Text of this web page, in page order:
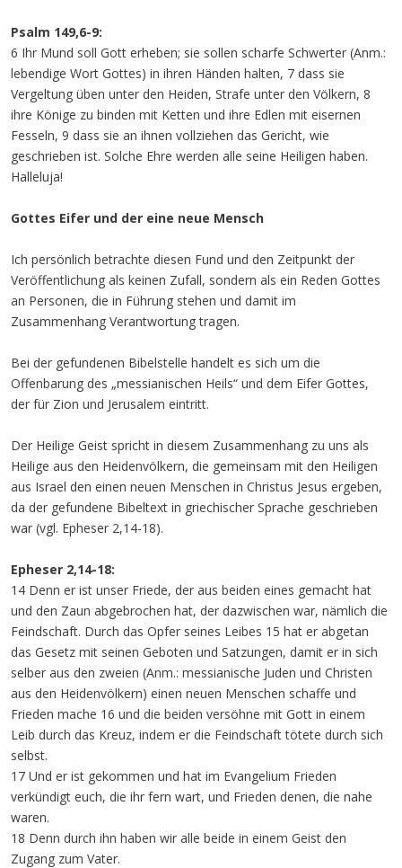
Psalm 149,6-9:
6 Ihr Mund soll Gott erheben; sie sollen scharfe Schwerter (Anm.:
lebendige Wort Gottes) in ihren Händen halten, 7 dass sie
Vergeltung üben unter den Heiden, Strafe unter den Völkern, 8
ihre Könige zu binden mit Ketten und ihre Edlen mit eisernen
Fesseln, 9 dass sie an ihnen vollziehen das Gericht, wie
geschrieben ist. Solche Ehre werden alle seine Heiligen haben.
Halleluja!
Gottes Eifer und der eine neue Mensch
Ich persönlich betrachte diesen Fund und den Zeitpunkt der
Veröffentlichung als keinen Zufall, sondern als ein Reden Gottes
an Personen, die in Führung stehen und damit im
Zusammenhang Verantwortung tragen.
Bei der gefundenen Bibelstelle handelt es sich um die
Offenbarung des „messianischen Heils“ und dem Eifer Gottes,
der für Zion und Jerusalem eintritt.
Der Heilige Geist spricht in diesem Zusammenhang zu uns als
Heilige aus den Heidenvölkern, die gemeinsam mit den Heiligen
aus Israel den einen neuen Menschen in Christus Jesus ergeben,
da der gefundene Bibeltext in griechischer Sprache geschrieben
war (vgl. Epheser 2,14-18).
Epheser 2,14-18:
14 Denn er ist unser Friede, der aus beiden eines gemacht hat
und den Zaun abgebrochen hat, der dazwischen war, nämlich die
Feindschaft. Durch das Opfer seines Leibes 15 hat er abgetan
das Gesetz mit seinen Geboten und Satzungen, damit er in sich
selber aus den zweien (Anm.: messianische Juden und Christen
aus den Heidenvölkern) einen neuen Menschen schaffe und
Frieden mache 16 und die beiden versöhne mit Gott in einem
Leib durch das Kreuz, indem er die Feindschaft tötete durch sich
selbst.
17 Und er ist gekommen und hat im Evangelium Frieden
verkündigt euch, die ihr fern wart, und Frieden denen, die nahe
waren.
18 Denn durch ihn haben wir alle beide in einem Geist den
Zugang zum Vater.